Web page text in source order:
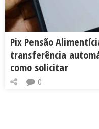
Pix Pensão
transferência
como solicitar
0